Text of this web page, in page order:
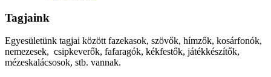
Tagjaink
Egyesületünk tagjai között fazekasok, szövők, hímzők, kosárfonók,
nemezesek, csipkeverők, fafaragók, kékfestők, játékkészítők,
mézeskalácsosok, stb. vannak.